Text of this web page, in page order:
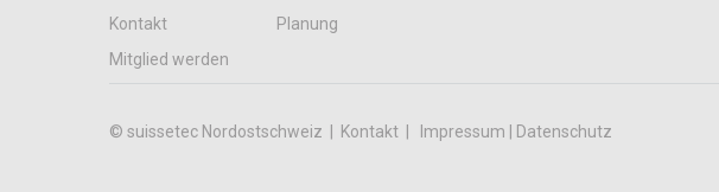
Kontakt
Planung
Mitglied werden
© suissetec Nordostschweiz | Kontakt Impressum | Datenschutz